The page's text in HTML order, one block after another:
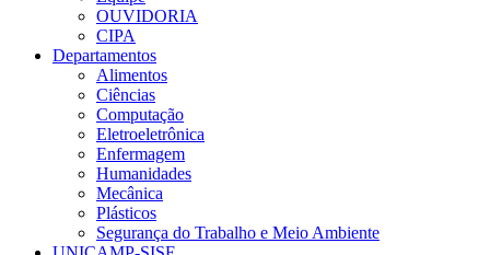
OUVIDORIA
CIPA
Departamentos
Alimentos
Ciências
Computação
Eletroeletrônica
Enfermagem
Humanidades
Mecânica
Plásticos
Segurança do Trabalho e Meio Ambiente